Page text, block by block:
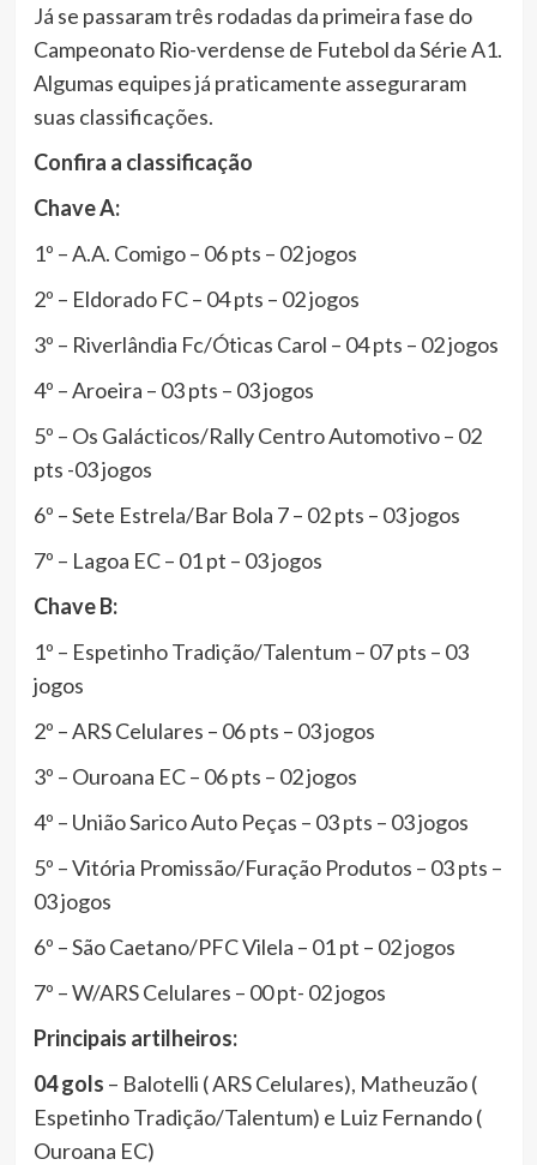
Já se passaram três rodadas da primeira fase do
Campeonato Rio-verdense de Futebol da Série A1.
Algumas equipes já praticamente asseguraram
suas classificações.
Confira a classificação
Chave A:
1º – A.A. Comigo – 06 pts – 02 jogos
2º – Eldorado FC – 04 pts – 02 jogos
3º – Riverlândia Fc/Óticas Carol – 04 pts – 02 jogos
4º – Aroeira – 03 pts – 03 jogos
5º – Os Galácticos/Rally Centro Automotivo – 02
pts -03 jogos
6º – Sete Estrela/Bar Bola 7 – 02 pts – 03 jogos
7º – Lagoa EC – 01 pt – 03 jogos
Chave B:
1º – Espetinho Tradição/Talentum – 07 pts – 03
jogos
2º – ARS Celulares – 06 pts – 03 jogos
3º – Ouroana EC – 06 pts – 02 jogos
4º – União Sarico Auto Peças – 03 pts – 03 jogos
5º – Vitória Promissão/Furação Produtos – 03 pts –
03 jogos
6º – São Caetano/PFC Vilela – 01 pt – 02 jogos
7º – W/ARS Celulares – 00 pt- 02 jogos
Principais artilheiros:
04 gols – Balotelli ( ARS Celulares), Matheuzão (
Espetinho Tradição/Talentum) e Luiz Fernando (
Ouroana EC)